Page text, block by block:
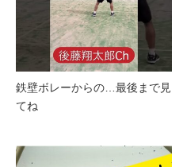
鉄壁ボレーからの…最後まで見
てね